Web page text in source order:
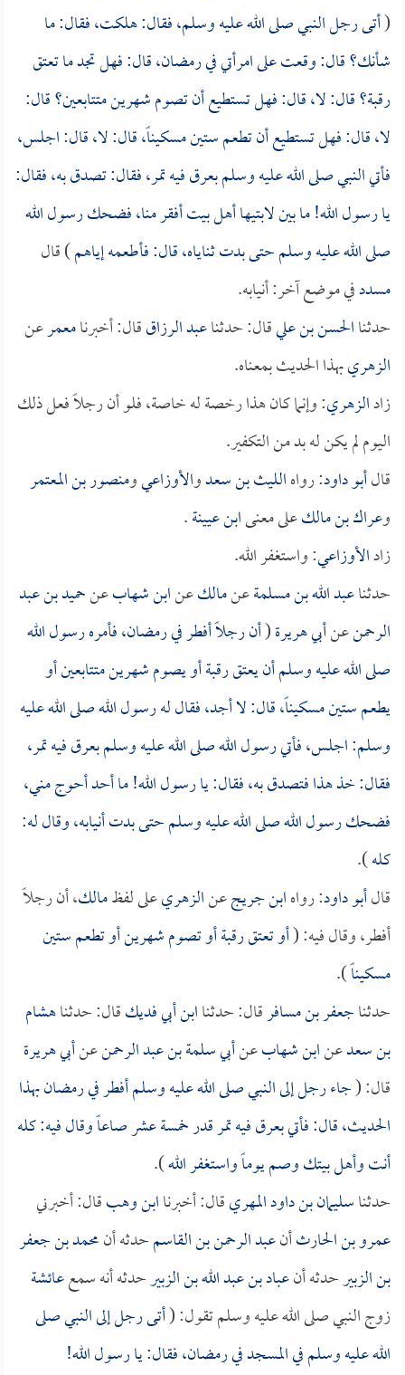
(أتى رجل النبي صلى الله عليه وسلم، فقال: هلكت، فقال: ما
شأنك؟ قال: وقعت على امرأتي في رمضان، قال: فهل تجد ما تعتق
رقبة؟ قال: لا، قال: فهل تستطيع أن تصوم شهرين متتابعين؟ قال:
لا، قال: فهل تستطيع أن تطعم ستين مسكيناً، قال: لا، قال: اجلس،
فأتي النبي صلى الله عليه وسلم بعرق فيه تمر، فقال: تصدق به، فقال:
يا رسول الله! ما بين لابتيها أهل بيت أفقر منا، فضحك رسول الله
صلى الله عليه وسلم حتى بدت ثناياه، قال: فأطعمه إياهم) قال
مسددفي موضع آخر: أنيابه.
حدثناالحسن بن عليقال: حدثناعبد الرزاققال: أخبرنامعمرعن
الزهريبهذا الحديث بمعناه.
زادالزهري: وإنما كان هذا رخصة له خاصة، فلو أن رجلاً فعل ذلك
اليوم لم يكن له بد من التكفير.
قالأبو داود: رواهالليث بن سعدوالأوزاعيومنصور بن المعتمر
وعراك بن مالكعلى معنىابن عيينة.
زادالأوزاعي: واستغفر الله.
حدثناعبد الله بن مسلمةعنمالكعنابن شهابعنحميد بن عبد
الرحمنعنأبي هريرة(أن رجلاً أفطر في رمضان، فأمره رسول الله
صلى الله عليه وسلم أن يعتق رقبة أو يصوم شهرين متتابعين أو
يطعم ستين مسكيناً، قال: لا أجد، فقال له رسول الله صلى الله عليه
وسلم: اجلس، فأتي رسول الله صلى الله عليه وسلم بعرق فيه تمر،
فقال: خذ هذا فتصدق به، فقال: يا رسول الله! ما أحد أحوج مني،
فضحك رسول الله صلى الله عليه وسلم حتى بدت أنيابه، وقال له:
كله).
قالأبو داود: رواهابن جريجعنالزهريعلى لفظمالك، أن رجلاً
أفطر، وقال فيه: (أو تعتق رقبة أو تصوم شهرين أو تطعم ستين
مسكيناً).
حدثناجعفر بن مسافرقال: حدثناابن أبي فديكقال: حدثناهشام
بن سعدعنابن شهابعنأبي سلمة بن عبد الرحمنعنأبي هريرة
قال: (جاء رجل إلى النبي صلى الله عليه وسلم أفطر في رمضان بهذا
الحديث، قال: فأتي بعرق فيه تمر قدر خمسة عشر صاعاً وقال فيه: كله
أنت وأهل بيتك وصم يوماً واستغفر الله).
حدثناسليمان بن داود المهريقال: أخبرناابن وهبقال: أخبرني
عمرو بن الحارثأنعبد الرحمن بن القاسمحدثه أنمحمد بن جعفر
بن الزبيرحدثه أنعباد بن عبد الله بن الزبيرحدثه أنه سمععائشة
زوج النبي صلى الله عليه وسلم تقول: (أتى رجل إلى النبي صلى
الله عليه وسلم في المسجد في رمضان، فقال: يا رسول الله!